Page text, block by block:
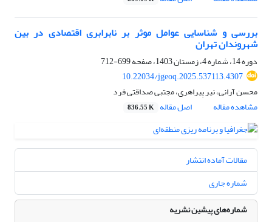
بررسی و شناسایی عوامل موثر بر نابرابری اقتصادی در بین
شهروندان تهران
دوره 14، شماره 4، زمستان 1403، صفحه
699-712
10.22034/jgeoq.2025.537113.4307
محسن آرانی، نیر پیراهری، مجتبی صداقتی فرد
مشاهده مقاله
اصل مقاله 836.55 K
مقالات آماده انتشار
شماره جاری
شماره‌های پیشین نشریه